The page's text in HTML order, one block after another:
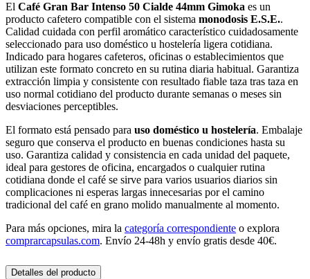
El Café Gran Bar Intenso 50 Cialde 44mm Gimoka es un
producto cafetero compatible con el sistema monodosis E.S.E..
Calidad cuidada con perfil aromático característico cuidadosamente
seleccionado para uso doméstico u hostelería ligera cotidiana.
Indicado para hogares cafeteros, oficinas o establecimientos que
utilizan este formato concreto en su rutina diaria habitual. Garantiza
extracción limpia y consistente con resultado fiable taza tras taza en
uso normal cotidiano del producto durante semanas o meses sin
desviaciones perceptibles.
El formato está pensado para uso doméstico u hostelería. Embalaje
seguro que conserva el producto en buenas condiciones hasta su
uso. Garantiza calidad y consistencia en cada unidad del paquete,
ideal para gestores de oficina, encargados o cualquier rutina
cotidiana donde el café se sirve para varios usuarios diarios sin
complicaciones ni esperas largas innecesarias por el camino
tradicional del café en grano molido manualmente al momento.
Para más opciones, mira la categoría correspondiente o explora
comprarcapsulas.com. Envío 24-48h y envío gratis desde 40€.
Detalles del producto